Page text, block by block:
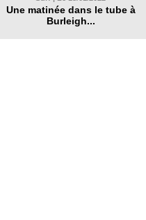
Une matinée dans le tube à
Burleigh...